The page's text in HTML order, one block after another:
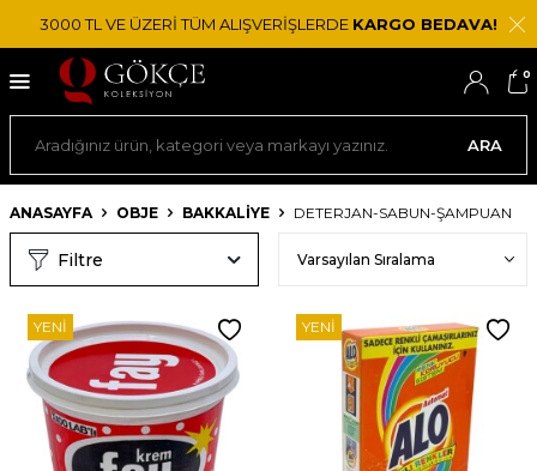
3000 TL VE ÜZERİ TÜM ALIŞVERİŞLERDE KARGO BEDAVA!
ARA
0
ANASAYFA OBJE BAKKALIYE DETERJAN-SABUN-ŞAMPUAN
Filtre
YENI YENI